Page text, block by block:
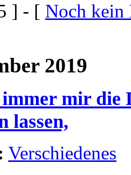
] - [ Noch kein
2019
mir die
lassen,
Verschiedenes